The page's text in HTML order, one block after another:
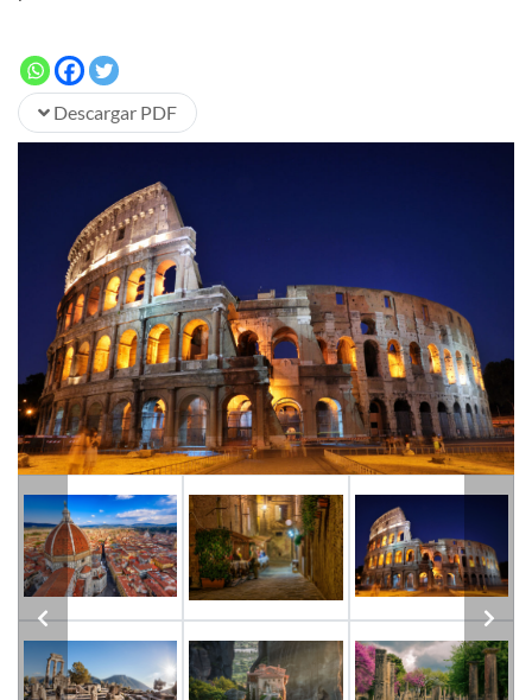
Descargar PDF
Previous Next